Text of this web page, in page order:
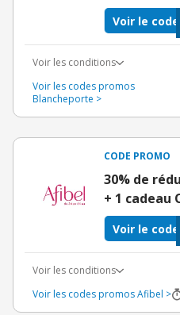
Voir le code
Voir les conditions
Voir les codes promos
Blancheporte >
CODE PROMO
30% de
+ 1 cadeau
Voir le code
Voir les conditions
Voir les codes promos Afibel >